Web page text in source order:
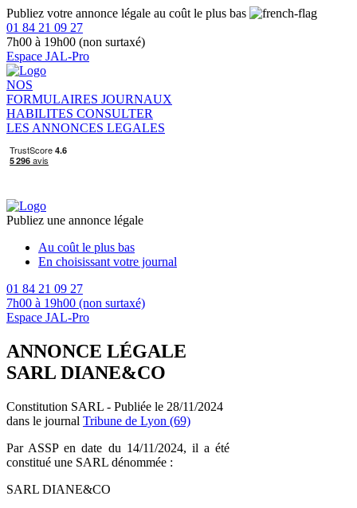
Publiez votre annonce légale au coût le plus bas
01 84 21 09 27
7h00 à 19h00 (non surtaxé)
Espace JAL-Pro
NOS
FORMULAIRES JOURNAUX
HABILITES CONSULTER
LES ANNONCES LEGALES
Publiez une annonce légale
Au coût le plus bas
En choisissant votre journal
01 84 21 09 27
7h00 à 19h00 (non surtaxé)
Espace JAL-Pro
ANNONCE LÉGALE
SARL DIANE&CO
Constitution SARL - Publiée le 28/11/2024
dans le journal Tribune de Lyon (69)
Par ASSP en date du 14/11/2024, il a été
constitué une SARL dénommée :
SARL DIANE&CO